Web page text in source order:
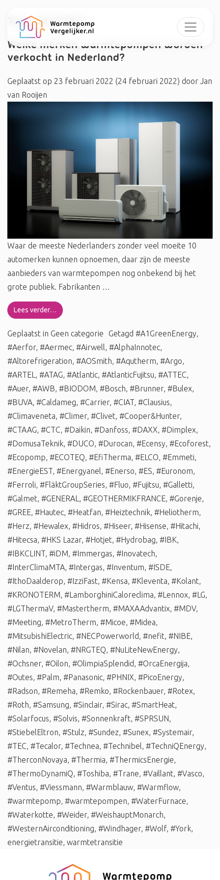
Tag:#ATTEC
Welke merken warmtepompen worden
verkocht in Nederland?
Geplaatst op 23 februari 2022 (24 februari 2022) door Jan
van Rooijen
Waar de meeste Nederlanders zonder veel moeite 10
automerken kunnen opnoemen, daar zijn de meeste
aanbieders van warmtepompen nog onbekend bij het
grote publiek. Fabrikanten …
Lees verder…
Geplaatst in Geen categorie Getagd #A1GreenEnergy,
#Aerfor, #Aermec, #Airwell, #AlphaInnotec,
#Altorefrigeration, #AOSmith, #Aqutherm, #Argo,
#ARTEL , #ATAG, #Atlantic, #AtlanticFujitsu, #ATTEC,
#Auer, #AWB, #BIODOM, #Bosch, #Brunner, #Bulex,
#BUVA, #Caldameg, #Carrier, #CIAT, #Clausius,
#Climaveneta, #Climer, #Clivet, #Cooper&Hunter,
#CTAAG, #CTC, #Daikin, #Danfoss, #DAXX, #Dimplex,
#DomusaTeknik, #DUCO, #Durocan, #Ecensy, #Ecoforest,
#Ecopomp, #ECOTEQ, #EfiTherma, #ELCO, #Emmeti,
#EnergieEST, #Energyanel, #Enerso, #ES, #Euronom,
#Ferroli, #FläktGroupSeries, #Fluo, #Fujitsu, #Galletti,
#Galmet, #GENERAL , #GEOTHERMIKFRANCE, #Gorenje,
#GREE, #Hautec, #Heatfan, #Heiztechnik, #Heliotherm,
#Herz, #Hewalex, #Hidros, #Hiseer, #Hisense, #Hitachi,
#Hitecsa, #HKS Lazar, #Hotjet, #Hydrobag, #IBK,
#IBKCLINT, #iDM, #Immergas, #Inovatech,
#InterClimaMTA, #Intergas, #Inventum, #ISDE,
#IthoDaalderop, #IzziFast, #Kensa, #Kleventa, #Kolant,
#KRONOTERM, #LamborghiniCaloreclima, #Lennox, #LG,
#LGThermaV, #Mastertherm, #MAXAAdvantix, #MDV,
#Meeting, #MetroTherm, #Micoe, #Midea,
#MitsubishiElectric, #NECPowerworld, #nefit, #NIBE,
#Nilan, #Novelan, #NRGTEQ, #NuLiteNewEnergy,
#Ochsner, #Oilon, #OlimpiaSplendid, #OrcaEnergija,
#Outes, #Palm, #Panasonic, #PHNIX, #PicoEnergy,
#Radson, #Remeha, #Remko, #Rockenbauer, #Rotex,
#Roth, #Samsung, #Sinclair, #Sirac, #SmartHeat,
#Solarfocus, #Solvis, #Sonnenkraft, #SPRSUN,
#StiebelEltron, #Stulz, #Sundez, #Sunex, #Systemair,
#TEC, #Tecalor, #Technea, #Technibel, #TechniQEnergy,
#TherconNovaya, #Thermia, #ThermicsEnergie,
#ThermoDynamiQ, #Toshiba, #Trane, #Vaillant, #Vasco,
#Ventus, #Viessmann, #Warmblauw, #Warmflow,
#warmtepomp, #warmtepompen, #WaterFurnace,
#Waterkotte, #Weider, #WeishauptMonarch,
#WesternAirconditioning, #Windhager, #Wolf, #York,
energietransitie, warmtetransitie